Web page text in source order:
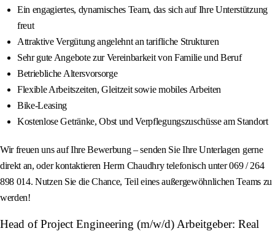
Ein engagiertes, dynamisches Team, das sich auf Ihre Unterstützung
freut
Attraktive Vergütung angelehnt an tarifliche Strukturen
Sehr gute Angebote zur Vereinbarkeit von Familie und Beruf
Betriebliche Altersvorsorge
Flexible Arbeitszeiten, Gleitzeit sowie mobiles Arbeiten
Bike-Leasing
Kostenlose Getränke, Obst und Verpflegungszuschüsse am Standort
Wir freuen uns auf Ihre Bewerbung – senden Sie Ihre Unterlagen gerne
direkt an, oder kontaktieren Herrn Chaudhry telefonisch unter 069 / 264
898 014. Nutzen Sie die Chance, Teil eines außergewöhnlichen Teams zu
werden!
Head of Project Engineering (m/w/d) Arbeitgeber: Real